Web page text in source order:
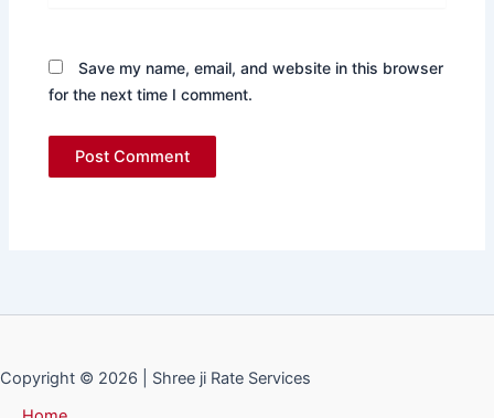
Save my name, email, and website in this browser
for the next time I comment.
Copyright © 2026 | Shree ji Rate Services